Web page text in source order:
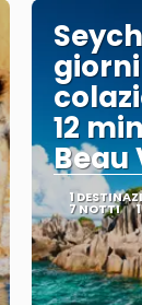
12
Beau
1
7 NOTTI